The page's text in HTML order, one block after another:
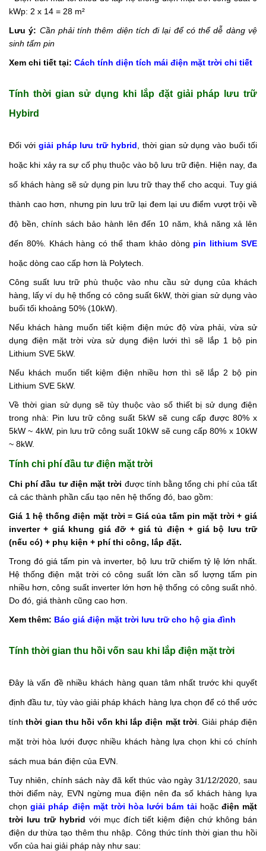
kWp: 2 x 14 = 28 m²
Lưu ý: Cần phải tính thêm diện tích đi lại để có thể dễ dàng vệ
sinh tấm pin
Xem chi tiết tại: Cách tính diện tích mái điện mặt trời chi tiết
Tính thời gian sử dụng khi lắp đặt giải pháp lưu trữ
Hybird
Đối với giải pháp lưu trữ hybrid , thời gian sử dụng vào buổi tối
hoặc khi xảy ra sự cố phụ thuộc vào bộ lưu trữ điện. Hiện nay, đa
số khách hàng sẽ sử dụng pin lưu trữ thay thế cho acqui. Tuy giá
thành cao hơn, nhưng pin lưu trữ lại đem lại ưu điểm vượt trội về
độ bền, chính sách bảo hành lên đến 10 năm, khả năng xả lên
đến 80%. Khách hàng có thể tham khảo dòng pin lithium SVE
hoặc dòng cao cấp hơn là Polytech.
Công suất lưu trữ phù thuộc vào nhu cầu sử dụng của khách
hàng, lấy ví dụ hệ thống có công suất 6kW, thời gian sử dụng vào
buổi tối khoảng 50% (10kW).
Nếu khách hàng muốn tiết kiệm điện mức độ vừa phải, vừa sử
dụng điện mặt trời vừa sử dụng điện lưới thì sẽ lắp 1 bộ pin
Lithium SVE 5kW.
Nếu khách muốn tiết kiệm điện nhiều hơn thì sẽ lắp 2 bộ pin
Lithium SVE 5kW.
Về thời gian sử dụng sẽ tùy thuộc vào số thiết bị sử dụng điện
trong nhà: Pin lưu trữ công suất 5kW sẽ cung cấp được 80% x
5kW ~ 4kW, pin lưu trữ công suất 10kW sẽ cung cấp 80% x 10kW
~ 8kW.
Tính chi phí đầu tư điện mặt trời
Chi phí đầu tư điện mặt trời được tính bằng tổng chi phí của tất
cả các thành phần cấu tạo nên hệ thống đó, bao gồm:
Giá 1 hệ thống điện mặt trời = Giá của tấm pin mặt trời + giá
inverter + giá khung giá đỡ + giá tủ điện + giá bộ lưu trữ
(nếu có) + phụ kiện + phí thi công, lắp đặt.
Trong đó giá tấm pin và inverter, bộ lưu trữ chiếm tỷ lệ lớn nhất.
Hệ thống điện mặt trời có công suất lớn cần số lượng tấm pin
nhiều hơn, công suất inverter lớn hơn hệ thống có công suất nhỏ.
Do đó, giá thành cũng cao hơn.
Xem thêm: Báo giá điện mặt trời lưu trữ cho hộ gia đình
Tính thời gian thu hồi vốn sau khi lắp điện mặt trời
Đây là vấn đề nhiều khách hàng quan tâm nhất trước khi quyết
định đầu tư, tùy vào giải pháp khách hàng lựa chọn để có thể ước
tínhthời gian thu hồi vốn khi lắp điện mặt trời . Giải pháp điện
mặt trời hòa lưới được nhiều khách hàng lựa chọn khi có chính
sách mua bán điện của EVN.
Tuy nhiên, chính sách này đã kết thúc vào ngày 31/12/2020, sau
thời điểm này, EVN ngừng mua điện nên đa số khách hàng lựa
chọngiải pháp điện mặt trời hòa lưới bám tải hoặc điện mặt
trời lưu trữ hybrid với mục đích tiết kiệm điện chứ không bán
điện dư thừa tạo thêm thu nhập. Công thức tính thời gian thu hồi
vốn của hai giải pháp này như sau: